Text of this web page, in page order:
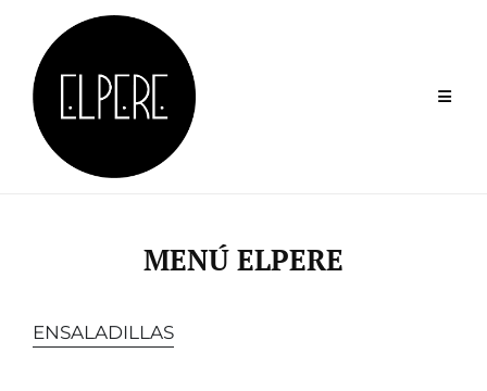
content
MENÚ ELPERE
ENSALADILLAS